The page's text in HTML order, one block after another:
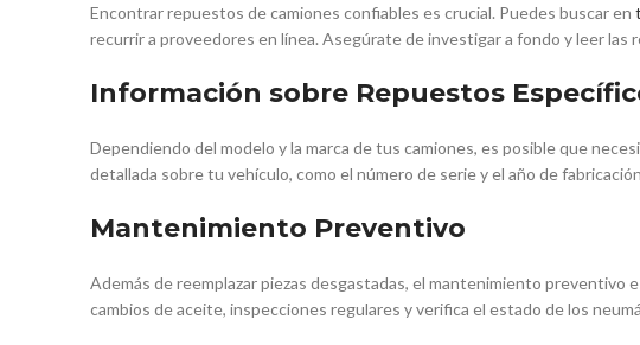
Encontrar repuestos de camiones confiables es crucial. Puedes buscar en
recurrir a proveedores en línea. Asegúrate de investigar a fondo y leer
Información sobre Repuestos
Dependiendo del modelo y la marca de tus camiones, es posible que
detallada sobre tu vehículo, como el número de serie y el año de
Mantenimiento Preventivo
Además de reemplazar piezas desgastadas, el mantenimiento preventivo
cambios de aceite, inspecciones regulares y verifica el estado de los